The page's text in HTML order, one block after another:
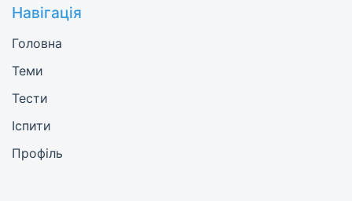
Навігація
Головна
Теми
Тести
Іспити
Профіль